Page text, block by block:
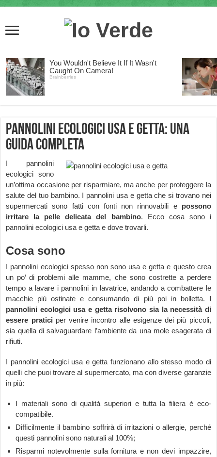
Pannolini ecologici usa e getta: una
guida completa
I pannolini
ecologici sono
un’ottima occasione per risparmiare, ma anche per proteggere la
salute del tuo bambino. I pannolini usa e getta che si trovano nei
supermercati sono fatti con fonti non rinnovabili e possono
irritare la pelle delicata del bambino. Ecco cosa sono i
pannolini ecologici usa e getta e dove trovarli.
Cosa sono
I pannolini ecologici spesso non sono usa e getta e questo crea
un po’ di problemi alle mamme, che sono costrette a perdere
tempo a lavare i pannolini in lavatrice, andando a combattere le
macchie più ostinate e consumando di più poi in bolletta. I
pannolini ecologici usa e getta risolvono sia la necessità di
essere pratici per venire incontro alle esigenze dei più piccoli,
sia quella di salvaguardare l’ambiente da una mole esagerata di
rifiuti.
I pannolini ecologici usa e getta funzionano allo stesso modo di
quelli che puoi trovare al supermercato, ma con diverse garanzie
in più:
I materiali sono di qualità superiori e tutta la filiera è eco-
compatibile.
Difficilmente il bambino soffrirà di irritazioni o allergie, perché
questi pannolini sono naturali al 100%;
Risparmi notevolmente sulla fornitura e non devi impazzire,